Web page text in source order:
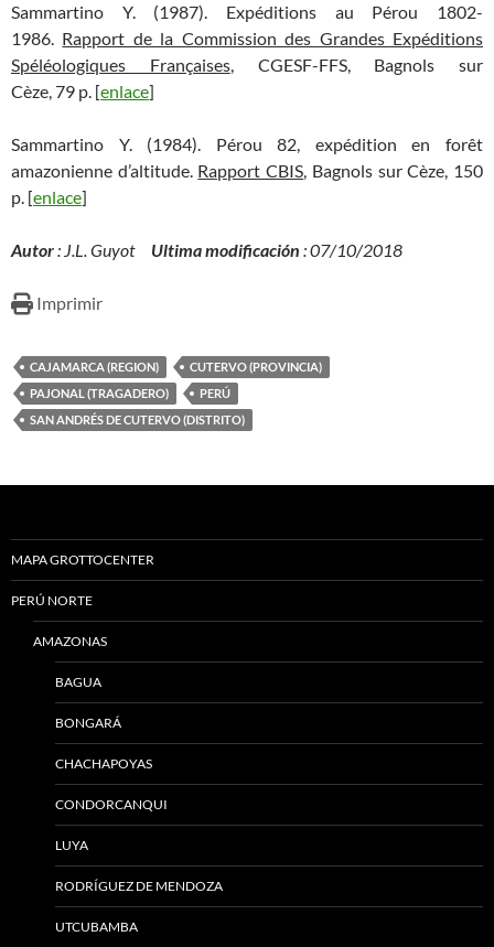
Sammartino Y. (1987). Expéditions au Pérou 1802-
1986. Rapport de la Commission des Grandes Expéditions
Spéléologiques Françaises, CGESF-FFS, Bagnols sur
Cèze, 79 p. [enlace]
Sammartino Y. (1984). Pérou 82, expédition en forêt
amazonienne d’altitude. Rapport CBIS, Bagnols sur Cèze, 150
p. [enlace]
Autor: J.L. Guyot Ultima modificación : 07/10/2018
Imprimir
CAJAMARCA (REGION)
CUTERVO (PROVINCIA)
PAJONAL (TRAGADERO)
PERÚ
SAN ANDRÉS DE CUTERVO (DISTRITO)
MAPA GROTTOCENTER
PERÚ NORTE
AMAZONAS
BAGUA
BONGARÁ
CHACHAPOYAS
CONDORCANQUI
LUYA
RODRÍGUEZ DE MENDOZA
UTCUBAMBA